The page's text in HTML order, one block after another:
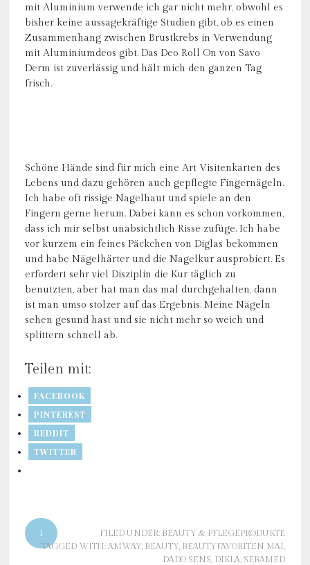
mit Aluminium verwende ich gar nicht mehr, obwohl es
bisher keine aussagekräftige Studien gibt, ob es einen
Zusammenhang zwischen Brustkrebs in Verwendung
mit Aluminiumdeos gibt. Das Deo Roll On von Savo
Derm ist zuverlässig und hält mich den ganzen Tag
frisch.
Schöne Hände sind für mich eine Art Visitenkarten des
Lebens und dazu gehören auch gepflegte Fingernägeln.
Ich habe oft rissige Nagelhaut und spiele an den
Fingern gerne herum. Dabei kann es schon vorkommen,
dass ich mir selbst unabsichtlich Risse zufüge. Ich habe
vor kurzem ein feines Päckchen von Diglas bekommen
und habe Nägelhärter und die Nagelkur ausprobiert. Es
erfordert sehr viel Disziplin die Kur täglich zu
benutzten, aber hat man das mal durchgehalten, dann
ist man umso stolzer auf das Ergebnis. Meine Nägeln
sehen gesund hast und sie nicht mehr so weich und
splittern schnell ab.
Teilen mit:
FACEBOOK
PINTEREST
REDDIT
TWITTER
1 FILED UNDER: BEAUTY & PFLEGEPRODUKTE
TAGGED WITH:AMWAY, BEAUTY, BEAUTYFAVORITEN MAI,
DADO SENS, DIKLA, SEBAMED